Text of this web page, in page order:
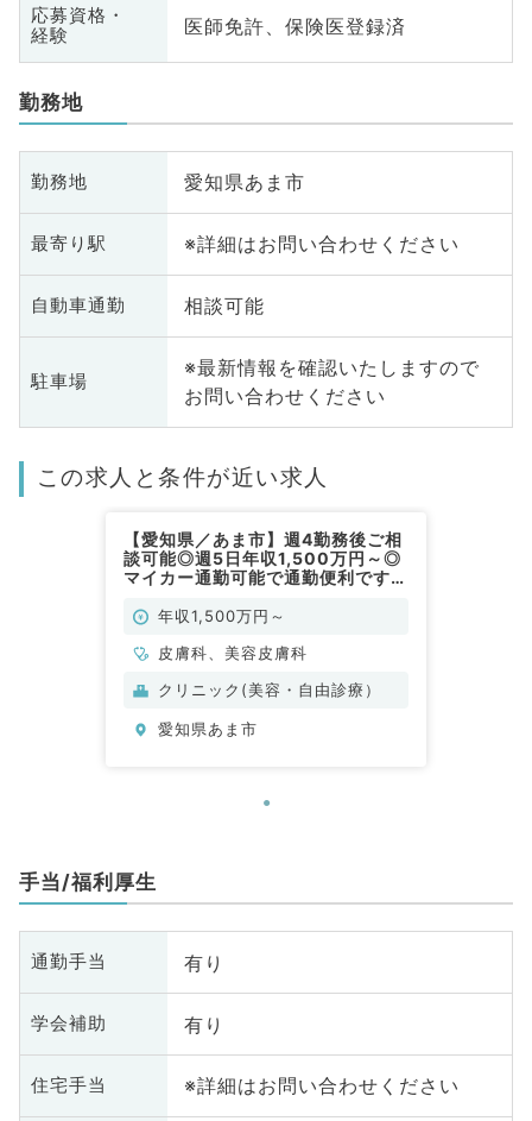
応募資格・
経験
医師免許、保険医登録済
勤務地
勤務地 愛知県あま市
最寄り駅 ※詳細はお問い合わせください
自動車通勤 相談可能
駐車場
※最新情報を確認いたしますので
お問い合わせください
この求人と条件が近い求人
【愛知県／あま市】週4勤務後ご相
談可能◎週5日年収1,500万円～◎
マイカー通勤可能で通勤便利です
年収1,500万円～
皮膚科、美容皮膚科
クリニック(美容・自由診療）
愛知県あま市
手当/福利厚生
通勤手当 有り
学会補助 有り
住宅手当 ※詳細はお問い合わせください